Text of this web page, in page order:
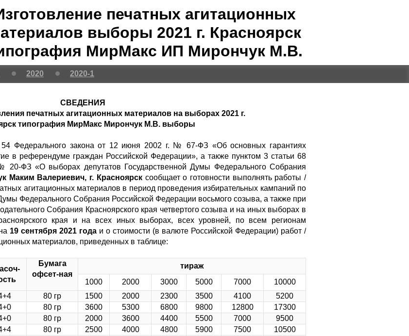
печатных агитационных
выборы 2021 г. Красноярск
МирМакс ИП Мирончук М.В.
2020 2020-1
СВЕДЕНИЯ
печатных агитационных материалов на выборах 2021 г.
типография МирМакс Мирончук М.В. выборы
54 Федерального закона от 12 июня 2002 г. № 67-ФЗ «Об основных гарантиях
в референдуме граждан Российской Федерации», а также пунктом 3 статьи 68
20-ФЗ «О выборах депутатов Государственной Думы Федерального Собрания
Маким Валериевич, г. Красноярск сообщает о готовности выполнять работы /
агитационных материалов в период проведения избирательных кампаний по
Федерального Собрания Российской Федерации восьмого созыва, а также при
Собрания Красноярского края четвертого созыва и на иных выборах в
края и на всех иных выборах, всех уровней, по всем регионам
19 сентября 2021 года и о стоимости (в валюте Российской Федерации) работ /
материалов, приведенных в таблице:
Бумага
офсет-ная
тираж
1000
2000 3000 5000 7000
10000
80 гр 1500 2000 2300 3500 4100
5200
80 гр 3600 5300 6800 9800 12800
17300
80 гр 2000 3600 4400 5500 7000
9500
80 гр 2500 4000 4800 5900 7500
10500